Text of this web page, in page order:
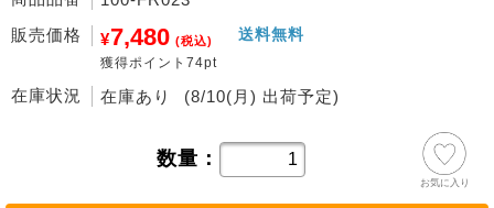
販売価格
¥7,480 (税込)
獲得ポイント74pt
送料無料
在庫状況 在庫あり (8/10(月) 出荷予定)
数量：
お気に入り